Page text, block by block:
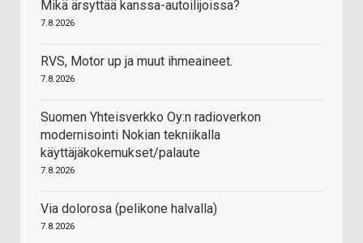
Mikä ärsyttää kanssa-autoilijoissa?
7.8.2026
RVS, Motor up ja muut ihmeaineet.
7.8.2026
Suomen Yhteisverkko Oy:n radioverkon
modernisointi Nokian tekniikalla
käyttäjäkokemukset/palaute
7.8.2026
Via dolorosa (pelikone halvalla)
7.8.2026